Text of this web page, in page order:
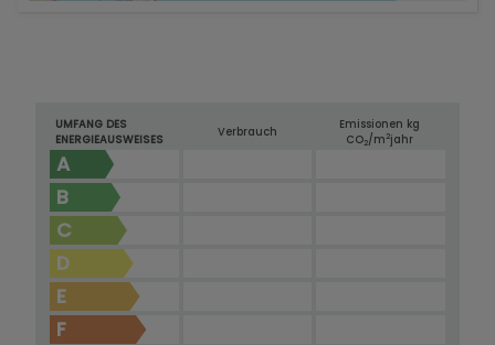
UMFANG DES
ENERGIEAUSWEISES
Verbrauch
Emissionen kg
CO2/m2jahr
A
B
C
D
E
F